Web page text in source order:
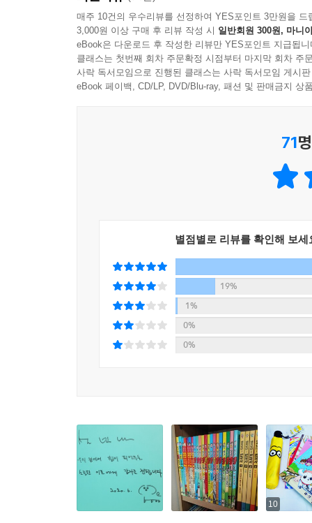
매주 10건의 우수리뷰를 선정하여 YES포인트 3만원을 드
3,000원 이상 구매 후 리뷰 작성 시 일반회원 300원, 마니
eBook은 다운로드 후 작성한 리뷰만 YES포인트 지급됩니
클래스는 첫번째 회차 주문확정 시점부터 마지막 회차 주
사락 독서모임으로 진행된 클래스는 사락 독서모임 게시
eBook 페이백, CD/LP, DVD/Blu-ray, 패션 및 판매금지 상
71
별점별로 리뷰를 확인해 보세
19%
1%
0%
0%
10